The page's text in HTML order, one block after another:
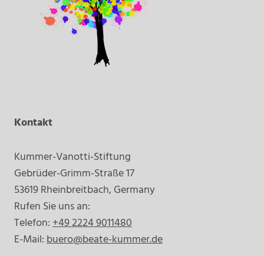
Kontakt
Kummer-Vanotti-Stiftung
Gebrüder-Grimm-Straße 17
53619 Rheinbreitbach, Germany
Rufen Sie uns an:
Telefon:+49 2224 9011480
E-Mail:buero@beate-kummer.de